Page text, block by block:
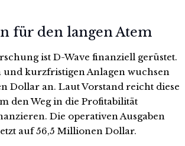
für den langen Atem
ist D-Wave finanziell gerüstet.
und kurzfristigen Anlagen wuchsen
Dollar an. Laut Vorstand reicht diese
den Weg in die Profitabilität
Die operativen Ausgaben
auf 56,5 Millionen Dollar.